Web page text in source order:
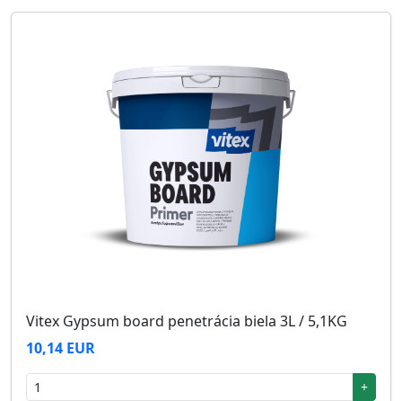
Vitex Gypsum board penetrácia biela 3L / 5,1KG
10,14 EUR
+